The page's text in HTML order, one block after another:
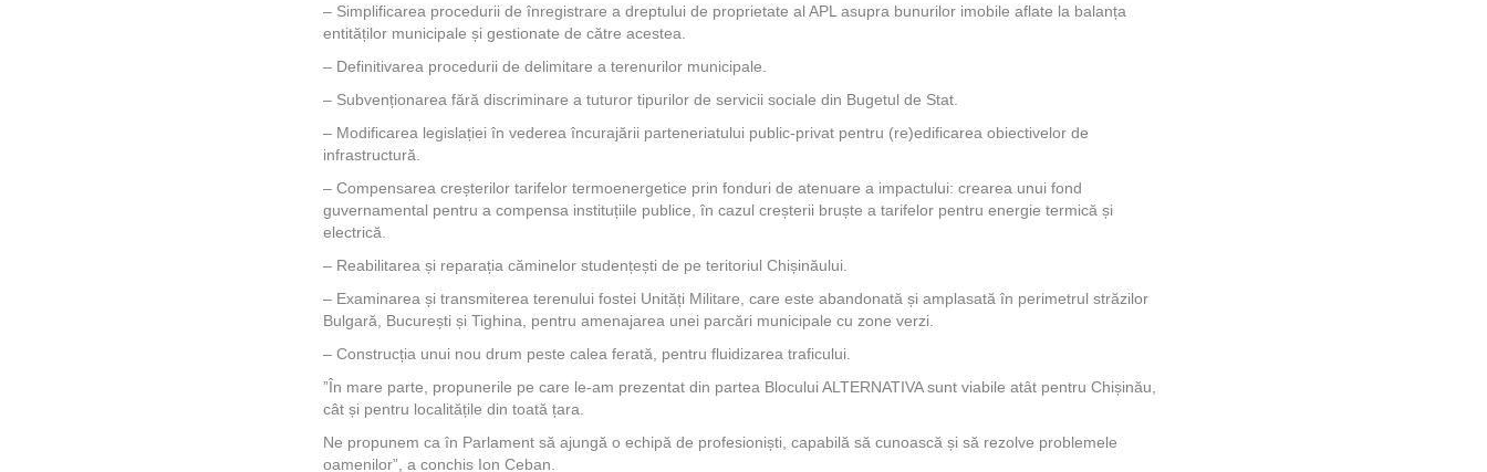
– Simplificarea procedurii de înregistrare a dreptului de proprietate al APL asupra bunurilor imobile aflate la balanța
entităților municipale și gestionate de către acestea.
– Definitivarea procedurii de delimitare a terenurilor municipale.
– Subvenționarea fără discriminare a tuturor tipurilor de servicii sociale din Bugetul de Stat.
– Modificarea legislației în vederea încurajării parteneriatului public-privat pentru (re)edificarea obiectivelor de
infrastructură.
– Compensarea creșterilor tarifelor termoenergetice prin fonduri de atenuare a impactului: crearea unui fond
guvernamental pentru a compensa instituțiile publice, în cazul creșterii bruște a tarifelor pentru energie termică și
electrică.
– Reabilitarea și reparația căminelor studențești de pe teritoriul Chișinăului.
– Examinarea și transmiterea terenului fostei Unități Militare, care este abandonată și amplasată în perimetrul străzilor
Bulgară, București și Tighina, pentru amenajarea unei parcări municipale cu zone verzi.
– Construcția unui nou drum peste calea ferată, pentru fluidizarea traficului.
”În mare parte, propunerile pe care le-am prezentat din partea Blocului ALTERNATIVA sunt viabile atât pentru Chișinău,
cât și pentru localitățile din toată țara.
Ne propunem ca în Parlament să ajungă o echipă de profesioniști, capabilă să cunoască și să rezolve problemele
oamenilor”, a conchis Ion Ceban.